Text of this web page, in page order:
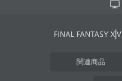
関連商品